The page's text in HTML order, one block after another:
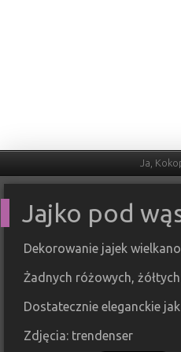
Ja,
Jajko pod
Dekorowanie jajek
Żadnych różowych,
Dostatecznie eleganckie
Zdjęcia: trendenser